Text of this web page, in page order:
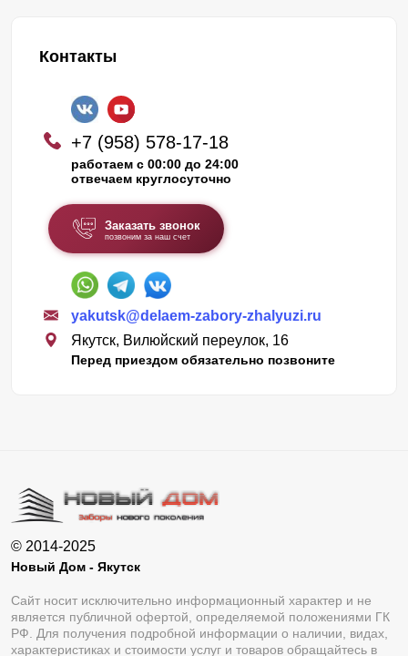
Контакты
+7 (958) 578-17-18
работаем с 00:00 до 24:00
отвечаем круглосуточно
Заказать звонок
позвоним за наш счет
yakutsk@delaem-zabory-zhalyuzi.ru
Якутск, Вилюйский переулок, 16
Перед приездом обязательно позвоните
© 2014-2025
Новый Дом - Якутск
Сайт носит исключительно информационный характер и не
является публичной офертой, определяемой положениями ГК
РФ. Для получения подробной информации о наличии, видах,
характеристиках и стоимости услуг и товаров обращайтесь в